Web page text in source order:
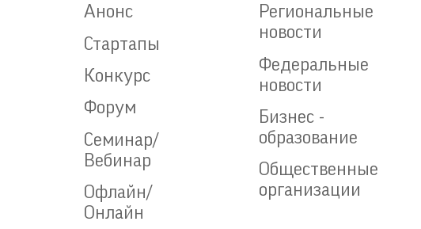
Анонс
Стартапы
Конкурс
Форум
Семинар/
Вебинар
Офлайн/
Онлайн
Региональные
новости
Федеральные
новости
Бизнес -
образование
Общественные
организации